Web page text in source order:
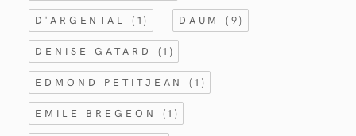
D'ARGENTAL (1) DAUM(9)
DENISE GATARD (1)
EDMOND PETITJEAN(1)
EMILE BREGEON (1)